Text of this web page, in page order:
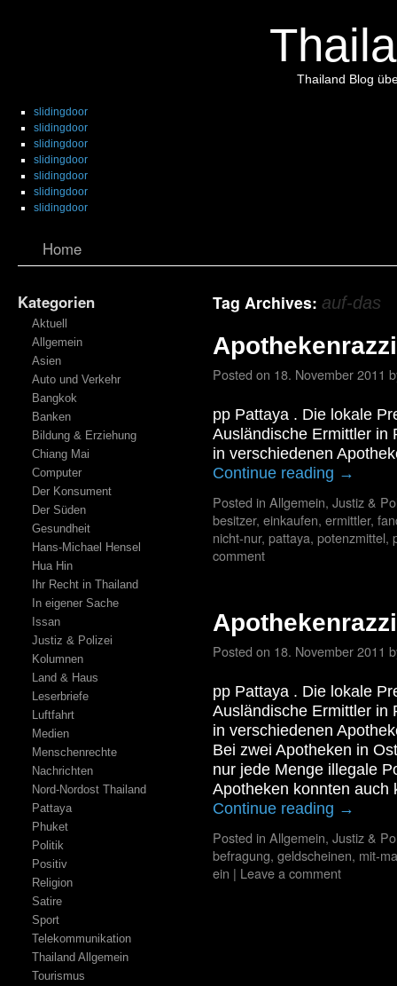
Thailand Blog
slidingdoor
slidingdoor
slidingdoor
slidingdoor
slidingdoor
slidingdoor
slidingdoor
Home
Kategorien
Aktuell
Allgemein
Asien
Auto und Verkehr
Bangkok
Banken
Bildung & Erziehung
Chiang Mai
Computer
Der Konsument
Der Süden
Gesundheit
Hans-Michael Hensel
Hua Hin
Ihr Recht in Thailand
In eigener Sache
Issan
Justiz & Polizei
Kolumnen
Land & Haus
Leserbriefe
Luftfahrt
Medien
Menschenrechte
Nachrichten
Nord-Nordost Thailand
Pattaya
Phuket
Politik
Positiv
Religion
Satire
Sport
Telekommunikation
Thailand Allgemein
Tourismus
Tag Archives: auf-das
Posted on 18. November 2011
pp Pattaya . Die lokale
Ausländische Ermittler in
in verschiedenen
Continue reading →
Posted in Allgemein, Justiz &
besitzer, einkaufen, ermittler,
nicht-nur, pattaya, potenzmittel,
comment
Posted on 18. November 2011
pp Pattaya . Die lokale
Ausländische Ermittler in
in verschiedenen
Bei zwei Apotheken in
nur jede Menge illegale
Apotheken konnten auch
Continue reading →
Posted in Allgemein, Justiz &
befragung, geldscheinen, mit-
ein | Leave a comment